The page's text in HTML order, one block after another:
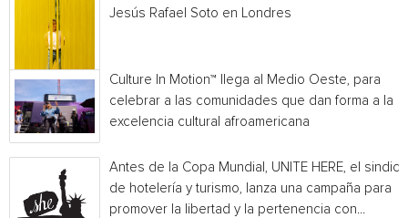
Jesús Rafael Soto en Londres
Culture In Motion™ llega al Medio Oeste, para
celebrar a las comunidades que dan forma a la
excelencia cultural afroamericana
Antes de la Copa Mundial, UNITE HERE, el
de hotelería y turismo, lanza una campaña para
promover la libertad y la pertenencia con...